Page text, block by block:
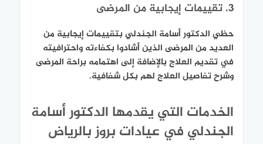
3. تقييمات إيجابية من المرضى
حظي الدكتور أسامة الجندلي بتقييمات إيجابية من
العديد من المرضى الذين أشادوا بكفاءته واحترافيته
في تقديم العلاج بالإضافة إلى اهتمامه براحة المرضى
وشرح تفاصيل العلاج لهم بكل شفافية.
الخدمات التي يقدمها الدكتور أسامة
الجندلي في عيادات بروز بالرياض